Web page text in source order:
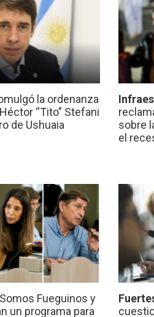
la ordenanza
“Tito” Stefani
de Ushuaia
sobre
el
Fueguinos y
un programa para